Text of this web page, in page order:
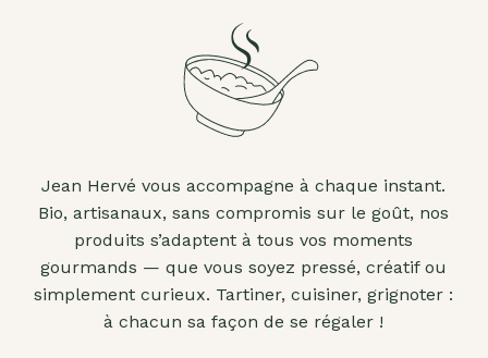
Jean Hervé vous accompagne à chaque instant.
Bio, artisanaux, sans compromis sur le goût, nos
produits s’adaptent à tous vos moments
gourmands — que vous soyez pressé, créatif ou
simplement curieux. Tartiner, cuisiner, grignoter :
à chacun sa façon de se régaler !